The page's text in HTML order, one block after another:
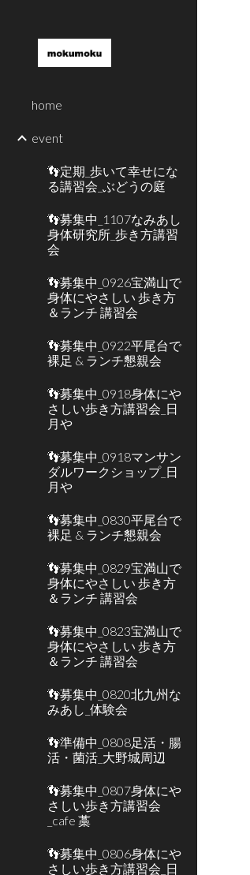
home
event
👣定期_歩いて幸せにな
る講習会_ぶどうの庭
👣募集中_1107なみあし
身体研究所_歩き方講習
会
👣募集中_0926宝満山で
身体にやさしい 歩き方
＆ランチ 講習会
👣募集中_0922平尾台で
裸足 & ランチ懇親会
👣募集中_0918身体にや
さしい歩き方講習会_日
月や
👣募集中_0918マンサン
ダルワークショップ_日
月や
👣募集中_0830平尾台で
裸足 & ランチ懇親会
👣募集中_0829宝満山で
身体にやさしい 歩き方
＆ランチ 講習会
👣募集中_0823宝満山で
身体にやさしい 歩き方
＆ランチ 講習会
👣募集中_0820北九州な
みあし_体験会
👣準備中_0808足活・腸
活・菌活_大野城周辺
👣募集中_0807身体にや
さしい歩き方講習会
_cafe 藁
👣募集中_0806身体にや
さしい歩き方講習会_日